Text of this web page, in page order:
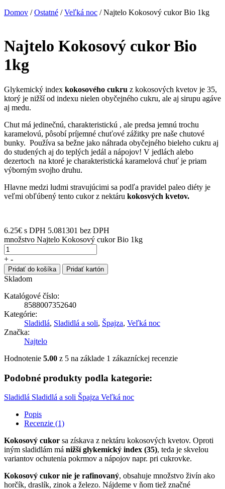
Domov /Ostatné /Veľká noc / Najtelo Kokosový cukor Bio 1kg
Najtelo Kokosový cukor Bio
1kg
Glykemický index kokosového cukru z kokosových kvetov je 35,
ktorý je nižší od indexu nielen obyčejného cukru, ale aj sirupu agáve
aj medu.
Chut má jedinečnú, charakteristickú , ale predsa jemnú trochu
karamelovú, pôsobí príjemné chuťové zážitky pre naše chutové
bunky. Používa sa bežne jako náhrada obyčejného bieleho cukru aj
do studených aj do teplých jedál a nápojov! V jedlách alebo
dezertoch na ktoré je charakteristická karamelová chuť je priam
výborným svojho druhu.
Hlavne medzi ludmi stravujúcimi sa podľa pravidel paleo diéty je
veľmi obľúbený tento cukor z nektáru kokosvých kvetov.
6.25€ s DPH 5.081301 bez DPH
množstvo Najtelo Kokosový cukor Bio 1kg
+ -
Pridať do košíka Pridať kartón
Skladom
Katalógové číslo:
8588007352640
Kategórie:
Sladidlá, Sladidlá a soli, Špajza, Veľká noc
Značka:
Najtelo
Hodnotenie 5.00 z 5 na základe 1 zákazníckej recenzie
Podobné produkty podla kategorie:
Sladidlá Sladidlá a soli Špajza Veľká noc
Popis
Recenzie (1)
Kokosový cukor sa získava z nektáru kokosových kvetov. Oproti
iným sladidlám má nižší glykemický index (35), teda je skvelou
variantov ochutenia pokrmov a nápojov napr. pri cukrovke.
Kokosový cukor nie je rafinovaný, obsahuje množstvo živín ako
horčík, draslík, zinok a železo. Nájdeme v ňom tiež značné